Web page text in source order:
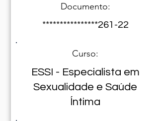
Documento:
****************261-22
Curso:
ESSI - Especialista em
Sexualidade e Saúde
Íntima